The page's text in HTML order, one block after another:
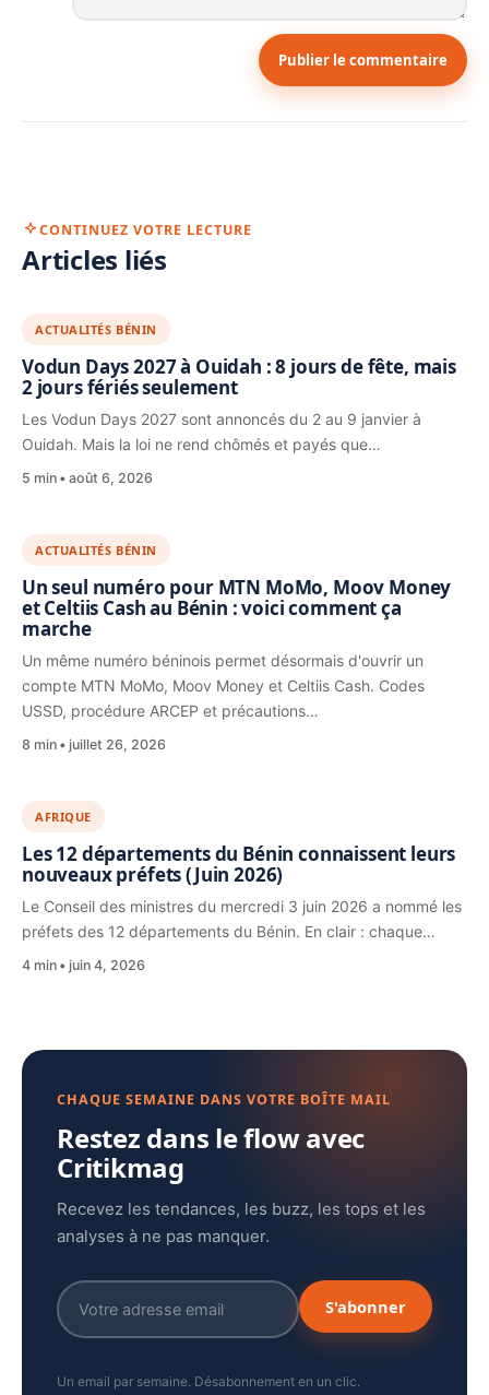
Publier le commentaire
CONTINUEZ VOTRE LECTURE
Articles liés
ACTUALITÉS BÉNIN
Vodun Days 2027 à Ouidah : 8 jours de fête, mais
2 jours fériés seulement
Les Vodun Days 2027 sont annoncés du 2 au 9 janvier à
Ouidah. Mais la loi ne rend chômés et payés que…
5 min août 6, 2026
ACTUALITÉS BÉNIN
Un seul numéro pour MTN MoMo, Moov Money
et Celtiis Cash au Bénin : voici comment ça
marche
Un même numéro béninois permet désormais d'ouvrir un
compte MTN MoMo, Moov Money et Celtiis Cash. Codes
USSD, procédure ARCEP et précautions…
8 min juillet 26, 2026
AFRIQUE
Les 12 départements du Bénin connaissent leurs
nouveaux préfets (Juin 2026)
Le Conseil des ministres du mercredi 3 juin 2026 a nommé les
préfets des 12 départements du Bénin. En clair : chaque…
4 min juin 4, 2026
CHAQUE SEMAINE DANS VOTRE BOÎTE MAIL
Restez dans le flow avec
Critikmag
Recevez les tendances, les buzz, les tops et les
analyses à ne pas manquer.
S'abonner
Un email par semaine. Désabonnement en un clic.